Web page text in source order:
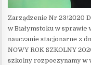
Zarządzenie Nr 23/2020
w Białymstoku w
nauczanie stacjonarne z
NOWY ROK SZKOLNY
szkolny rozpoczynamy w